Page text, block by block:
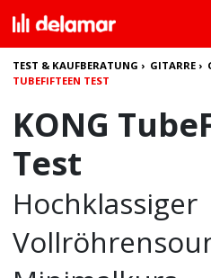
TEST & KAUFBERATUNG › GITARRE ›
TUBEFIFTEEN TEST
KONG
Test
Hochklassiger